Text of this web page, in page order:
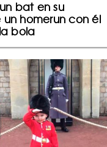
bat en su
homerun con él
bola